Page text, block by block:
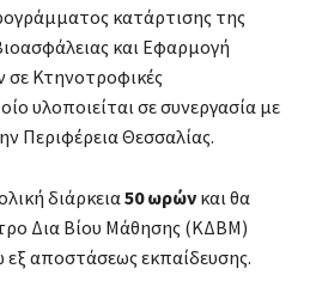
κατάρτισης της
και Εφαρμογή
Κτηνοτροφικές
υλοποιείται σε συνεργασία με
Περιφέρεια Θεσσαλίας.
διάρκεια 50 ωρών και θα
Δια Βίου Μάθησης (ΚΔΒΜ)
αποστάσεως εκπαίδευσης.